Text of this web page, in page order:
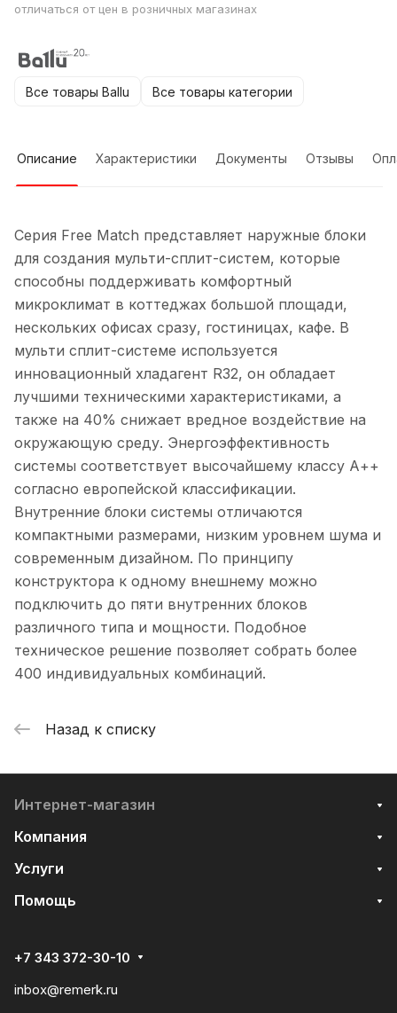
отличаться от цен в розничных магазинах
Все товары Ballu Все товары категории
Описание Характеристики Документы Отзывы
Серия Free Match представляет наружные блоки
для создания мульти-сплит-систем, которые
способны поддерживать комфортный
микроклимат в коттеджах большой площади,
нескольких офисах сразу, гостиницах, кафе. В
мульти сплит-системе используется
инновационный хладагент R32, он обладает
лучшими техническими характеристиками, а
также на 40% снижает вредное воздействие на
окружающую среду. Энергоэффективность
системы соответствует высочайшему классу А++
согласно европейской классификации.
Внутренние блоки системы отличаются
компактными размерами, низким уровнем шума и
современным дизайном. По принципу
конструктора к одному внешнему можно
подключить до пяти внутренних блоков
различного типа и мощности. Подобное
техническое решение позволяет собрать более
400 индивидуальных комбинаций.
Назад к списку
Интернет-магазин
Компания
Услуги
Помощь
+7 343 372-30-10
inbox@remerk.ru